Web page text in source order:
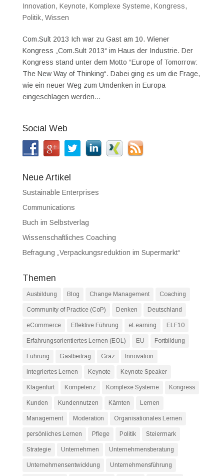
Innovation, Keynote, Komplexe Systeme, Kongress,
Politik, Wissen
Com.Sult 2013 Ich war zu Gast am 10. Wiener
Kongress „Com.Sult 2013“ im Haus der Industrie. Der
Kongress stand unter dem Motto “Europe of Tomorrow:
The New Way of Thinking“. Dabei ging es um die Frage,
wie ein neuer Weg zum Umdenken in Europa
eingeschlagen werden...
Social Web
Neue Artikel
Sustainable Enterprises
Communications
Buch im Selbstverlag
Wissenschaftliches Coaching
Befragung „Verpackungsreduktion im Supermarkt“
Themen
Ausbildung Blog Change Management Coaching
Community of Practice (CoP) Denken Deutschland
eCommerce Effektive Führung eLearning ELF10
Erfahrungsorientiertes Lernen (EOL) EU Fortbildung
Führung Gastbeitrag Graz Innovation
Integriertes Lernen Keynote Keynote Speaker
Klagenfurt Kompetenz Komplexe Systeme Kongress
Kunden Kundennutzen Kärnten Lernen
Management Moderation Organisationales Lernen
persönliches Lernen Pflege Politik Steiermark
Strategie Unternehmen Unternehmensberatung
Unternehmensentwicklung Unternehmensführung